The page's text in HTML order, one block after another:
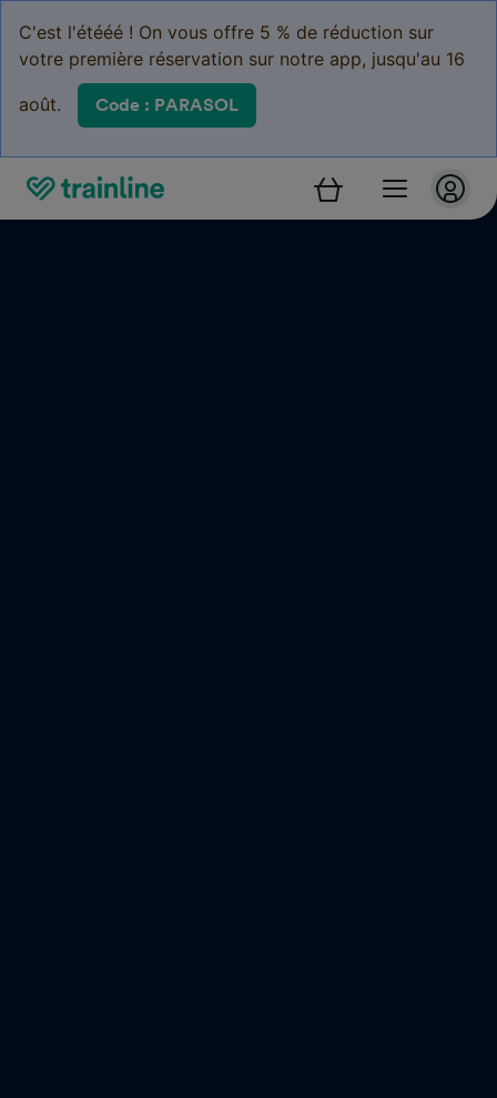
C'est l'étééé ! On vous offre 5 % de réduction sur
votre première réservation sur notre app, jusqu'au 16
août. Code : PARASOL